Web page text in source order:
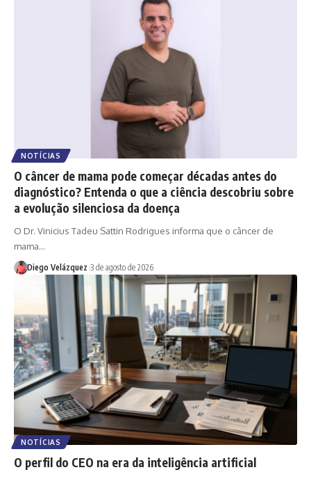
NOTÍCIAS
O câncer de mama pode começar décadas antes do
diagnóstico? Entenda o que a ciência descobriu sobre
a evolução silenciosa da doença
O Dr. Vinicius Tadeu Sattin Rodrigues informa que o câncer de
mama…
Diego Velázquez 3 de agosto de 2026
NOTÍCIAS
O perfil do CEO na era da inteligência artificial